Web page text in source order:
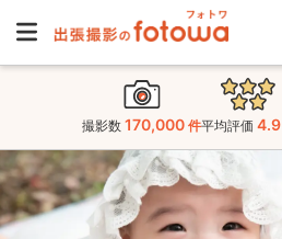
撮影数 170,000 件平均評価 4.9